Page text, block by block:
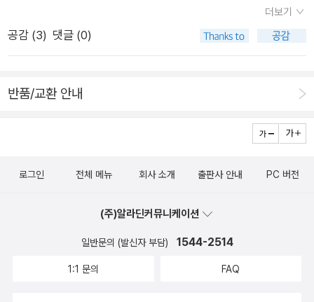
팬저 제너럴>과 <하츠 오브 아이언>. 무려 도스 시절에 나온 팬
저 제너럴은 이대영씨 책보다 먼저 접하기는 했지만 막상 게임에
서 등장하는 주요 무기나 캠페인에 대해서는 아무것도 몰랐더라
역이라던가 치타텔 작전이 뭔지 이해되더라. 그 이후에도 몇 편의
후속작이 나왔는데 1편만큼 재미있지는. ​제2차 세계대전은 인류
역사에서 수없이 반복되었던 전쟁의 역사 중에서도 가장 거대하
다. 그것은 흔히 말하는 '이기면 혁명이고 지면 반역'이 아니라 말
도 추축국은 분명 절대악이었다. 만약 히틀러의 나치가 승리했다
면 오늘날 우리는 지금보다 훨씬 암울한 '빅브라더'의 세상에 살
고 있었을 것이 분명하다. 정신끈 풀린 반사회적 성격장애들이 뭉
94-%ec%9d%b4%ec%95%bc%ea%b8%b0-%eb%a
a%a8%ec%9e%84/
더보기
공감 (3) 댓글 (0)
반품/교환 안내
로그인 전체 메뉴 회사 소개 출판사 안내 PC 버전
(주)알라딘커뮤니케이션
일반문의 (발신자 부담) 1544-2514
1:1 문의 FAQ